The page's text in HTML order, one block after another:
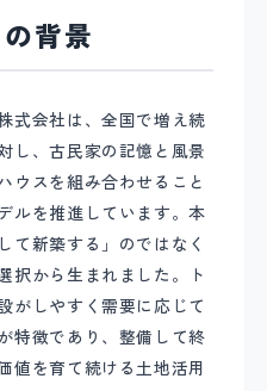
背景
式会社は、全国で増え続
し、古民家の記憶と風景
ウスを組み合わせること
ルを推進しています。本
て新築する」のではなく
択から生まれました。ト
がしやすく需要に応じて
特徴であり、整備して終
値を育て続ける土地活用